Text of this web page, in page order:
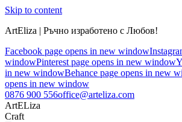
Skip to content
ArtEliza | Ръчно изработено с Любов!
Facebook page opens in new window
windowPinterest page opens in new window
in new windowBehance page opens in new
opens in new window
0876 900 556office@arteliza.com
ArtELiza
Craft